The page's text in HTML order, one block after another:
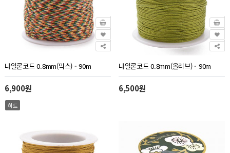
나일론코드 0.8mm(믹스) - 90m
6,900원
히트
나일론코드 0.8mm(올리브) - 90m
6,500원